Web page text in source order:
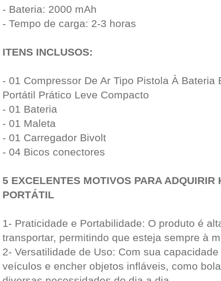
- Bateria: 2000 mAh
- Tempo de carga: 2-3 horas
ITENS INCLUSOS:
- 01 Compressor De Ar Tipo Pistola À Bateria
Portátil Prático Leve Compacto
- 01 Bateria
- 01 Maleta
- 01 Carregador Bivolt
- 04 Bicos conectores
5 EXCELENTES MOTIVOS PARA ADQUIRIR
PORTÁTIL
1- Praticidade e Portabilidade: O produto é
transportar, permitindo que esteja sempre à
2- Versatilidade de Uso: Com sua
veículos e encher objetos infláveis, como